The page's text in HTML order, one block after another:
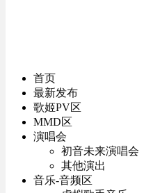
首页
最新发布
歌姬PV区
MMD区
演唱会
初音未来演唱会
其他演出
音乐-音频区